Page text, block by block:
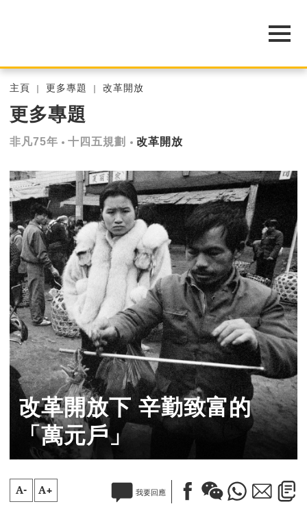
主頁 更多專題 改革開放
更多專題
非凡75年 十四五規劃 改革開放
改革開放下 辛勤致富的
「萬元戶」
A- A+ 我要回應